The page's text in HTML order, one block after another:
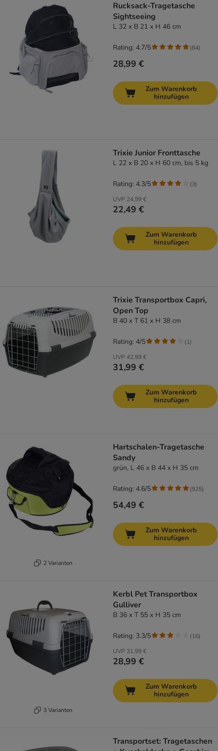
Rucksack-Tragetasche
Sightseeing
L 32 x B 21 x H 46 cm
28,99 €
Rating: 4.7/5 (84)
Zum Warenkorb
hinzufügen
Trixie Junior Fronttasche
L 22 x B 20 x H 60 cm, bis 5 kg
UVP 24,99 €
22,49 €
Rating: 4.3/5 (3)
Zum Warenkorb
hinzufügen
Trixie Transportbox Capri,
Open Top
B 40 x T 61 x H 38 cm
UVP 42,99 €
31,99 €
Rating: 4/5 (1)
Zum Warenkorb
hinzufügen
2 Varianten
Hartschalen-Tragetasche
Sandy
grün, L 46 x B 44 x H 35 cm
54,49 €
Rating: 4.6/5 (925)
Zum Warenkorb
hinzufügen
3 Varianten
Kerbl Pet Transportbox
Gulliver
B 36 x T 55 x H 35 cm
UVP 31,99 €
28,99 €
Rating: 3.3/5 (16)
Zum Warenkorb
hinzufügen
Transportset: Tragetaschen